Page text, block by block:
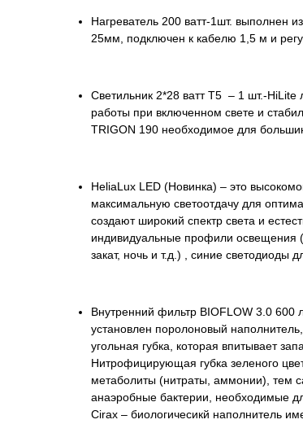
Нагреватель 200 ватт-1шт. выполнен
25мм, подключен к кабелю 1,5 м и
Светильник 2*28 ватт Т5 – 1 шт.-
работы при включенном свете и
TRIGON 190 необходимое для
HeliaLux LED (Новинка) – это
максимальную светоотдачу для
создают широкий спектр света и
индивидуальные профили освещения
закат, ночь и т.д.) , синие светодиоды
Внутренний фильтр BIOFLOW 3.0 600
установлен поролоновый
угольная губка, которая впитывает
Нитрофицирующая губка зеленого
метаболиты (нитраты, аммонии), тем
анаэробные бактерии, необходимые
Cirax – биологичесикй наполнитель